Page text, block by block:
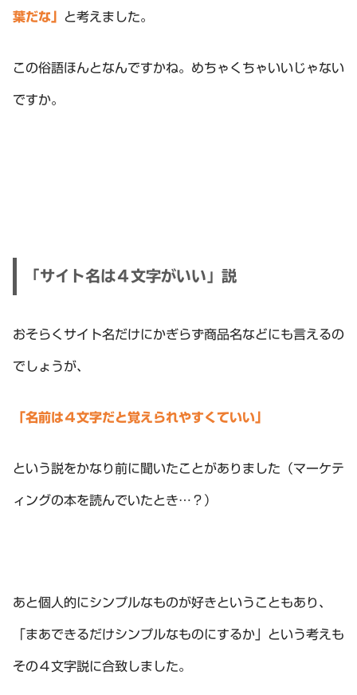
葉だな」 と考えました。
この俗語ほんとなんですかね。めちゃくちゃいいじゃない
ですか。
「サイト名は４文字がいい」説
おそらくサイト名だけにかぎらず商品名などにも言えるの
でしょうが、
「名前は４文字だと覚えられやすくていい」
という説をかなり前に聞いたことがありました（マーケテ
ィングの本を読んでいたとき…？）
あと個人的にシンプルなものが好きということもあり、
「まあできるだけシンプルなものにするか」という考えも
その４文字説に合致しました。